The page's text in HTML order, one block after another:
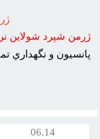
ژرمن شپرد شولاين نر
پانسيون و نگهداري
06.14